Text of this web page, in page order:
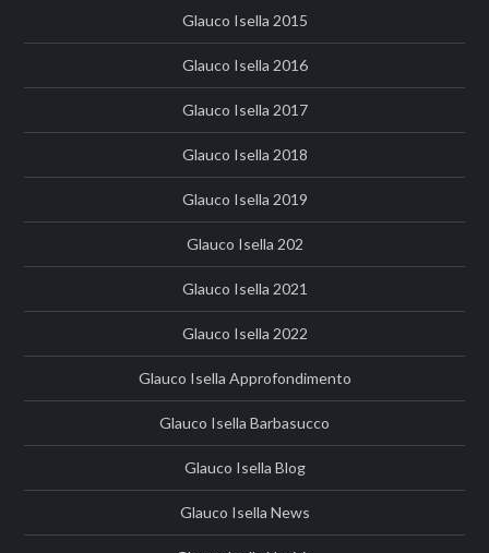
Glauco Isella 2015
Glauco Isella 2016
Glauco Isella 2017
Glauco Isella 2018
Glauco Isella 2019
Glauco Isella 202
Glauco Isella 2021
Glauco Isella 2022
Glauco Isella Approfondimento
Glauco Isella Barbasucco
Glauco Isella Blog
Glauco Isella News